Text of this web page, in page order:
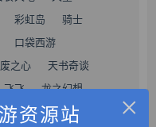
彩虹岛 骑士
口袋西游
之心 天书奇谈
飞飞 龙之幻想
艾尔之光 ×
资源站